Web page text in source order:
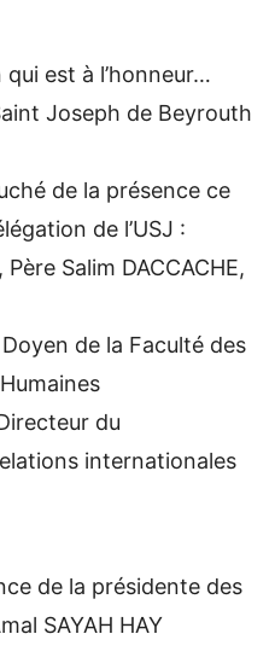
qui est à l’honneur…
Joseph de Beyrouth
de la présence ce
de l’USJ :
Salim DACCACHE,
de la Faculté des
du
internationales
de la présidente des
SAYAH HAY